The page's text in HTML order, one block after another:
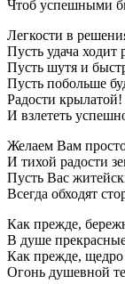
Чтоб успешными
Легкости в
Пусть удача ходит
Пусть шутя и
Пусть побольше
Радости
И взлететь
Желаем Вам
И тихой радости
Пусть Вас
Всегда обходят
Как прежде,
В душе
Как прежде, щедро
Огонь душевной